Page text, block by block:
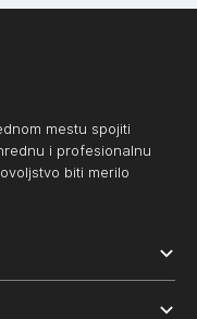
mestu spojiti
i profesionalnu
biti merilo